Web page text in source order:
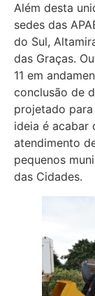
Além desta
sedes das
do Sul,
das Graças.
11 em
conclusão de
projetado
ideia é acabar
atendimento
pequenos
das Cidades.